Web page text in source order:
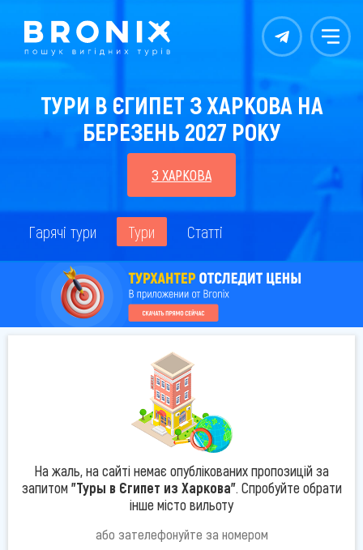
Контакты Меню
ТУРИ В ЄГИПЕТ З ХАРКОВА НА
БЕРЕЗЕНЬ 2027 РОКУ
З ХАРКОВА
Гарячі тури Тури Статті
На жаль, на сайті немає опублікованих пропозицій за
запитом "Туры в Єгипет из Харкова". Спробуйте обрати
інше місто вильоту
або зателефонуйте за номером